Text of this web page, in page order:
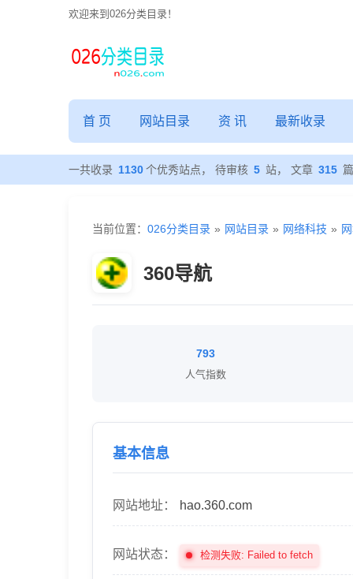
欢迎来到026分类目录！
首 页 网站目录 资 讯 最新收录
一共收录 1130个优秀站点， 待审核 5 站， 文章 315
当前位置： 026分类目录 » 网站目录 » 网络科技 »
360导航
793
人气指数
基本信息
网站地址： hao.360.com
网站状态： 检测失败: Failed to fetch